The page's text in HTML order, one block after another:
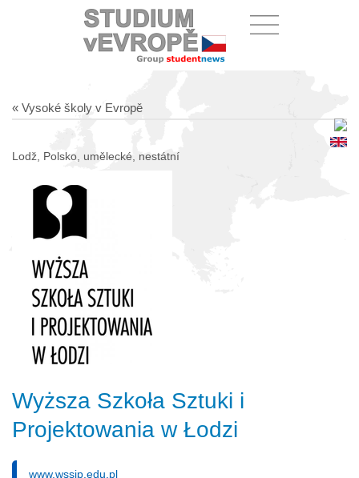
« Vysoké školy v Evropě
Lodž, Polsko, umělecké, nestátní
Wyższa Szkoła Sztuki i
Projektowania w Łodzi
www.wssip.edu.pl